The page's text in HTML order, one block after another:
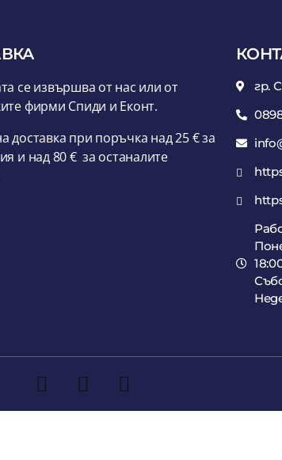
се извършва от нас или от
фирми Спиди и Еконт.
доставка при поръчка над 25 € за
и над 80 € за останалите
гр.